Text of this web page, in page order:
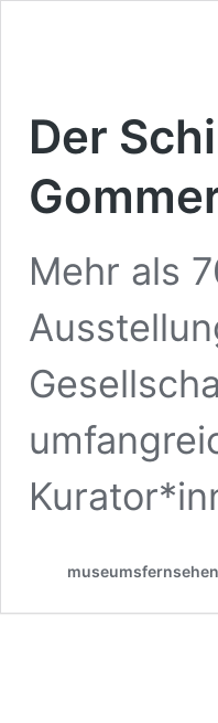
Der
Mehr als
museumsfernsehen